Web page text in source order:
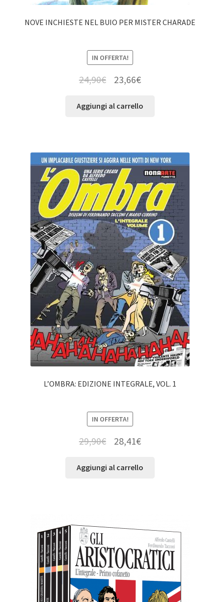
NOVE INCHIESTE NEL BUIO PER MISTER CHARADE
IN OFFERTA!
24,90€ 23,66€
Aggiungi al carrello
L’OMBRA: EDIZIONE INTEGRALE, VOL. 1
IN OFFERTA!
29,90€ 28,41€
Aggiungi al carrello